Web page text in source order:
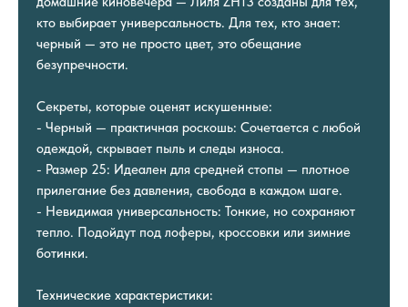
кто выбирает универсальность. Для тех, кто знает:
черный — это не просто цвет, это обещание
безупречности.
Секреты, которые оценят искушенные:
- Черный — практичная роскошь: Сочетается с любой
одеждой, скрывает пыль и следы износа.
- Размер 25: Идеален для средней стопы — плотное
прилегание без давления, свобода в каждом шаге.
- Невидимая универсальность: Тонкие, но сохраняют
тепло. Подойдут под лоферы, кроссовки или зимние
ботинки.
Технические характеристики: